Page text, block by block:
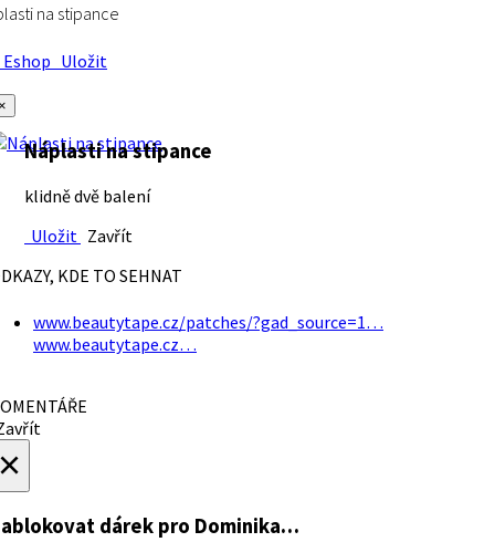
na stipance
Uložit
Náplasti na stipance
klidně dvě balení
Uložit Zavřít
KDE TO SEHNAT
www.beautytape.cz/patches/?gad_source=1…
www.beautytape.cz…
dárek pro Dominika…